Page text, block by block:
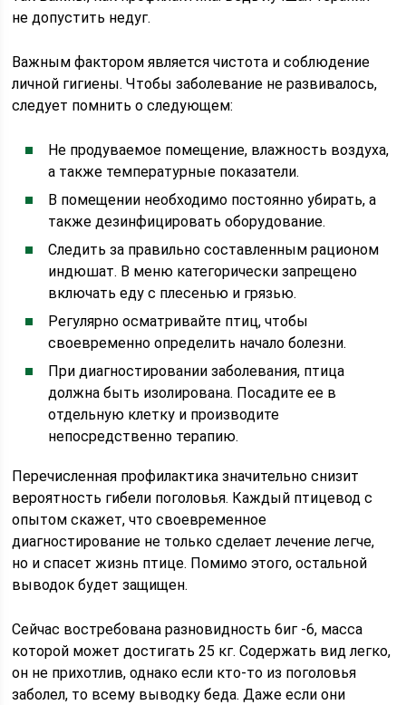
не допустить недуг.
Важным фактором является чистота и соблюдение
личной гигиены. Чтобы заболевание не развивалось,
следует помнить о следующем:
Не продуваемое помещение, влажность воздуха,
а также температурные показатели.
В помещении необходимо постоянно убирать, а
также дезинфицировать оборудование.
Следить за правильно составленным рационом
индюшат. В меню категорически запрещено
включать еду с плесенью и грязью.
Регулярно осматривайте птиц, чтобы
своевременно определить начало болезни.
При диагностировании заболевания, птица
должна быть изолирована. Посадите ее в
отдельную клетку и производите
непосредственно терапию.
Перечисленная профилактика значительно снизит
вероятность гибели поголовья. Каждый птицевод с
опытом скажет, что своевременное
диагностирование не только сделает лечение легче,
но и спасет жизнь птице. Помимо этого, остальной
выводок будет защищен.
Сейчас востребована разновидность 6иг -6, масса
которой может достигать 25 кг. Содержать вид легко,
он не прихотлив, однако если кто-то из поголовья
заболел, то всему выводку беда. Даже если они